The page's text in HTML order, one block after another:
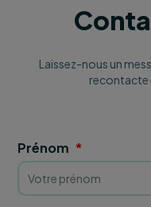
Laissez-nous un
recontacte
Prénom